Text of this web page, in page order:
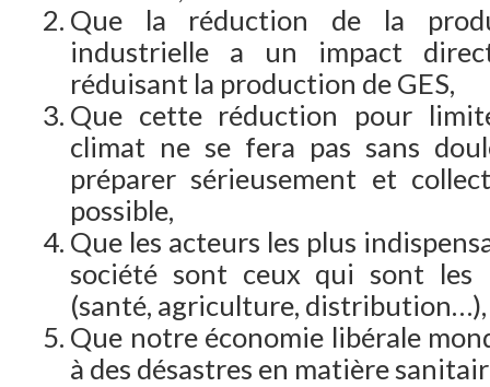
Que la réduction de la
industrielle a un impact
réduisant la production de GES,
Que cette réduction pour
climat ne se fera pas sans
préparer sérieusement et
possible,
Que les acteurs les plus
société sont ceux qui sont les
(santé, agriculture, distribution…),
Que notre économie libérale
à des désastres en matière